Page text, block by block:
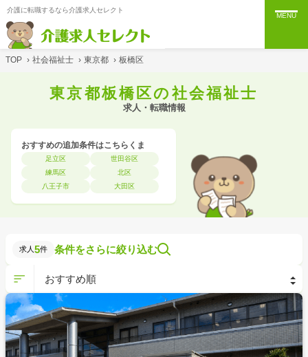
介護に転職するなら介護求人セレクト
MENU
TOP › 社会福祉士 › 東京都 › 板橋区
東京都板橋区の社会福祉士
求人・転職情報
おすすめの追加条件はこちらくま
足立区
世田谷区
練馬区
北区
八王子市
大田区
求人 5件 条件をさらに絞り込む